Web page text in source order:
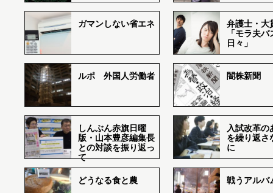
ガマンしない省エネ
弁護士・大
「モラ夫
日々」
ルポ 外国人労働者 闇株新聞
しんぶん赤旗日曜
版・山本豊彦編集長
との対談を振り返っ
て
入試改革の
を繰り返さ
に
どうなる食と農 戦うアルバ